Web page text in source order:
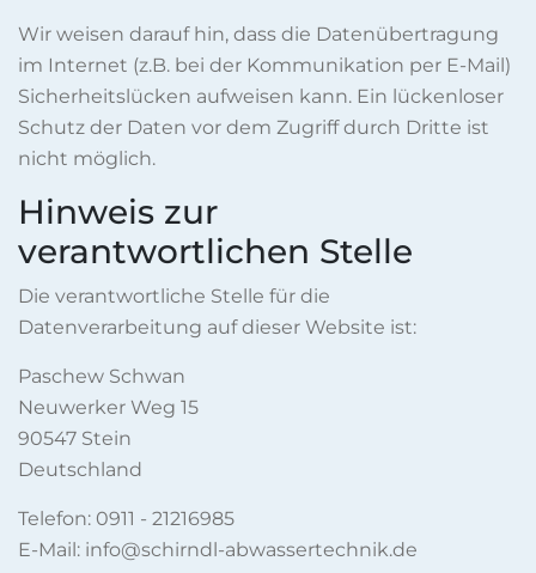
Wir weisen darauf hin, dass die Datenübertragung
im Internet (z.B. bei der Kommunikation per E-Mail)
Sicherheitslücken aufweisen kann. Ein lückenloser
Schutz der Daten vor dem Zugriff durch Dritte ist
nicht möglich.
Hinweis zur
verantwortlichen Stelle
Die verantwortliche Stelle für die
Datenverarbeitung auf dieser Website ist:
Paschew Schwan
Neuwerker Weg 15
90547 Stein
Deutschland
Telefon: 0911 - 21216985
E-Mail: info@schirndl-abwassertechnik.de